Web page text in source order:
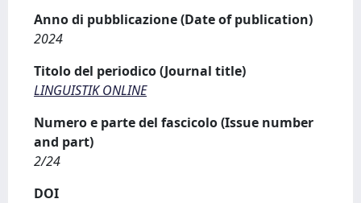
Anno di pubblicazione (Date of publication)
2024
Titolo del periodico (Journal title)
LINGUISTIK ONLINE
Numero e parte del fascicolo (Issue number
and part)
2/24
DOI